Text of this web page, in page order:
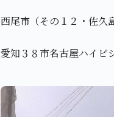
西尾市（その１２・佐久
愛知３８市名古屋ハイビ